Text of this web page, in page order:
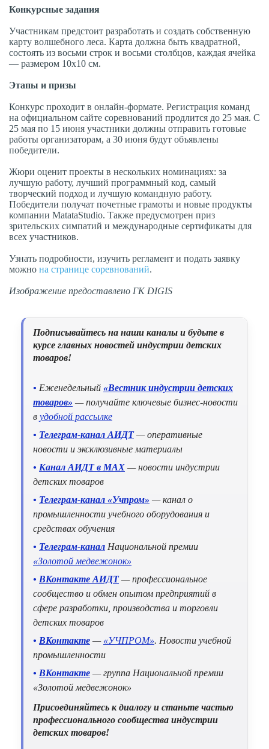
Конкурсные задания
Участникам предстоит разработать и создать собственную
карту волшебного леса. Карта должна быть квадратной,
состоять из восьми строк и восьми столбцов, каждая ячейка
— размером 10х10 см.
Этапы и призы
Конкурс проходит в онлайн-формате. Регистрация команд
на официальном сайте соревнований продлится до 25 мая. С
25 мая по 15 июня участники должны отправить готовые
работы организаторам, а 30 июня будут объявлены
победители.
Жюри оценит проекты в нескольких номинациях: за
лучшую работу, лучший программный код, самый
творческий подход и лучшую командную работу.
Победители получат почетные грамоты и новые продукты
компании MatataStudio. Также предусмотрен приз
зрительских симпатий и международные сертификаты для
всех участников.
Узнать подробности, изучить регламент и подать заявку
можно на странице соревнований.
Изображение предоставлено ГК DIGIS
Подписывайтесь на наши каналы и будьте в
курсе главных новостей индустрии детских
товаров!
• Еженедельный «Вестник индустрии детских
товаров» — получайте ключевые бизнес-новости
в удобной рассылке
• Телеграм-канал АИДТ— оперативные
новости и эксклюзивные материалы
• Канал АИДТ в MAX — новости индустрии
детских товаров
• Телеграм-канал «Учпром» — канал о
промышленности учебного оборудования и
средствах обучения
• Телеграм-канал Национальной премии
«Золотой медвежонок»
• ВКонтакте АИДТ— профессиональное
сообщество и обмен опытом предприятий в
сфере разработки, производства и торговли
детских товаров
• ВКонтакте — «УЧПРОМ». Новости учебной
промышленности
• ВКонтакте — группа Национальной премии
«Золотой медвежонок»
Присоединяйтесь к диалогу и станьте частью
профессионального сообщества индустрии
детских товаров!